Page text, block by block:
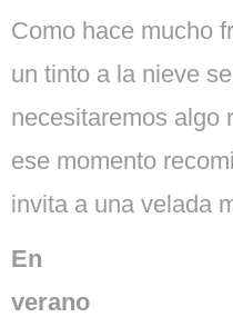
Como hace mucho
un tinto a la nieve
necesitaremos algo
ese momento
invita a una velada
En
verano